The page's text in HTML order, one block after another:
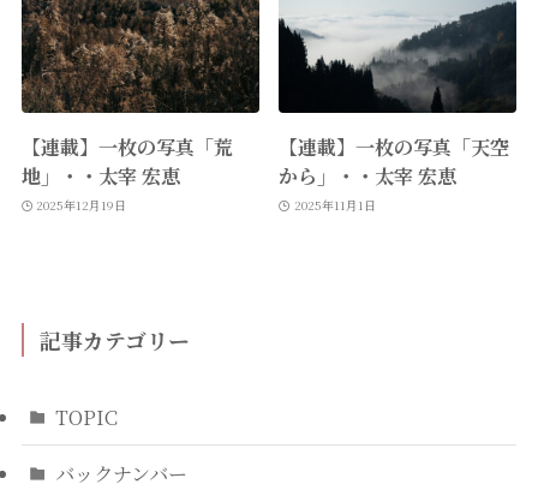
【連載】一枚の写真「荒
地」・・太宰 宏恵
2025年12月19日
【連載】一枚の写真「天空
から」・・太宰 宏恵
2025年11月1日
記事カテゴリー
TOPIC
バックナンバー